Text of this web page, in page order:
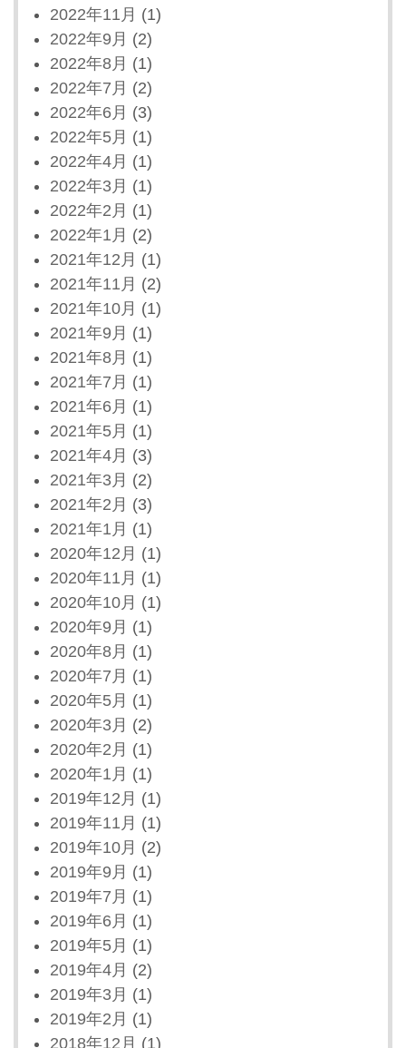
2022年11月 (1)
2022年9月 (2)
2022年8月 (1)
2022年7月 (2)
2022年6月 (3)
2022年5月 (1)
2022年4月 (1)
2022年3月 (1)
2022年2月 (1)
2022年1月 (2)
2021年12月 (1)
2021年11月 (2)
2021年10月 (1)
2021年9月 (1)
2021年8月 (1)
2021年7月 (1)
2021年6月 (1)
2021年5月 (1)
2021年4月 (3)
2021年3月 (2)
2021年2月 (3)
2021年1月 (1)
2020年12月 (1)
2020年11月 (1)
2020年10月 (1)
2020年9月 (1)
2020年8月 (1)
2020年7月 (1)
2020年5月 (1)
2020年3月 (2)
2020年2月 (1)
2020年1月 (1)
2019年12月 (1)
2019年11月 (1)
2019年10月 (2)
2019年9月 (1)
2019年7月 (1)
2019年6月 (1)
2019年5月 (1)
2019年4月 (2)
2019年3月 (1)
2019年2月 (1)
2018年12月 (1)